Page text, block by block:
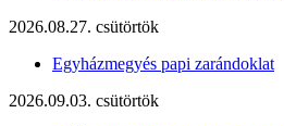
2026.08.27. csütörtök
Egyházmegyés papi zarándoklat
2026.09.03. csütörtök